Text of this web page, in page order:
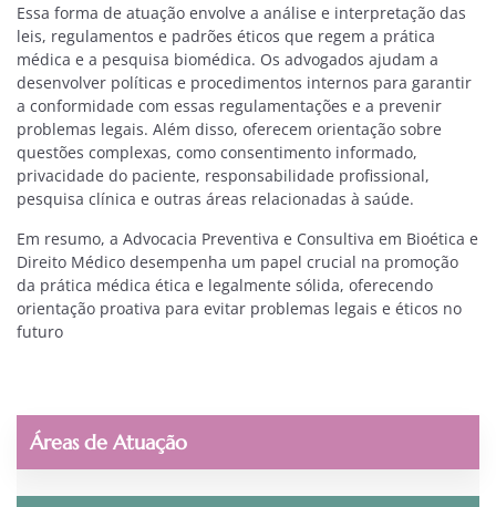
Essa forma de atuação envolve a análise e interpretação das
leis, regulamentos e padrões éticos que regem a prática
médica e a pesquisa biomédica. Os advogados ajudam a
desenvolver políticas e procedimentos internos para garantir
a conformidade com essas regulamentações e a prevenir
problemas legais. Além disso, oferecem orientação sobre
questões complexas, como consentimento informado,
privacidade do paciente, responsabilidade profissional,
pesquisa clínica e outras áreas relacionadas à saúde.
Em resumo, a Advocacia Preventiva e Consultiva em Bioética e
Direito Médico desempenha um papel crucial na promoção
da prática médica ética e legalmente sólida, oferecendo
orientação proativa para evitar problemas legais e éticos no
futuro
Áreas de Atuação